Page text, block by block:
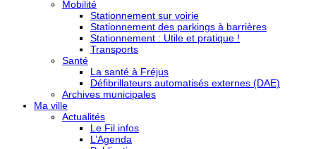
Mobilité
Stationnement sur voirie
Stationnement des parkings à barrières
Stationnement : Utile et pratique !
Transports
Santé
La santé à Fréjus
Défibrillateurs automatisés externes (DAE)
Archives municipales
Ma ville
Actualités
Le Fil infos
L’Agenda